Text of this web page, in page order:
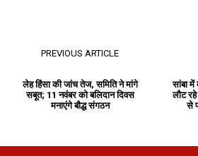
PREVIOUS ARTICLE
लेह हिंसा की जांच तेज, समिति ने मांगे
सबूत; 11 नवंबर को बलिदान दिवस
मनाएंगे बौद्ध संगठन
सांबा में
लौट
से